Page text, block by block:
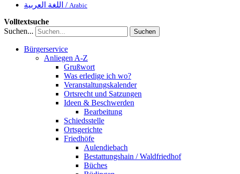
اللغة العربية / Arabic
Volltextsuche
Suchen...
Suchen
Bürgerservice
Anliegen A-Z
Grußwort
Was erledige ich wo?
Veranstaltungskalender
Ortsrecht und Satzungen
Ideen & Beschwerden
Bearbeitung
Schiedsstelle
Ortsgerichte
Friedhöfe
Aulendiebach
Bestattungshain / Waldfriedhof
Büches